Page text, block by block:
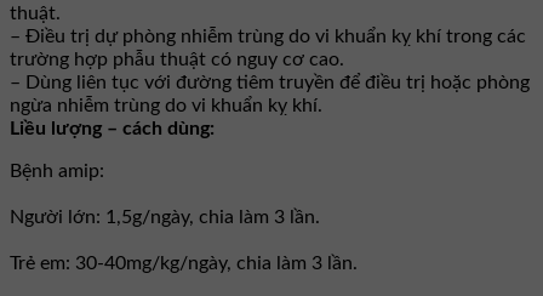
thuật.
– Ðiều trị dự phòng nhiễm trùng do vi khuẩn kỵ khí trong các
trường hợp phẫu thuật có nguy cơ cao.
– Dùng liên tục với đường tiêm truyền để điều trị hoặc phòng
ngừa nhiễm trùng do vi khuẩn kỵ khí.
Liều lượng – cách dùng:
Bệnh amip:
Người lớn: 1,5g/ngày, chia làm 3 lần.
Trẻ em: 30-40mg/kg/ngày, chia làm 3 lần.